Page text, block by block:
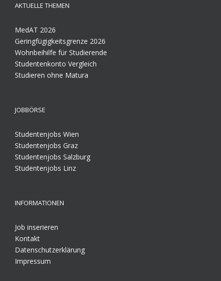
AKTUELLE THEMEN
MedAT 2026
Geringfügigkeitsgrenze 2026
Wohnbeihilfe für Studierende
Studentenkonto Vergleich
Studieren ohne Matura
JOBBÖRSE
Studentenjobs Wien
Studentenjobs Graz
Studentenjobs Salzburg
Studentenjobs Linz
INFORMATIONEN
Job inserieren
Kontakt
Datenschutzerklärung
Impressum